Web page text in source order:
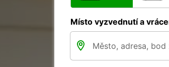
Místo vyzvednutí a